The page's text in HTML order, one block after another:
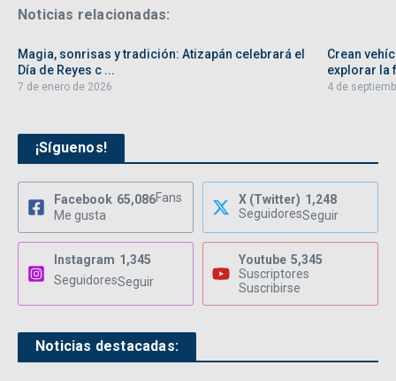
Noticias relacionadas:
Magia, sonrisas y tradición: Atizapán celebrará el
Día de Reyes c ...
7 de enero de 2026
Crean
explorar la
4 de
¡Síguenos!
Facebook 65,086Fans
Me gusta
X (Twitter) 1,248
SeguidoresSeguir
Instagram 1,345
SeguidoresSeguir
Youtube 5,345
Suscriptores
Suscribirse
Noticias destacadas: